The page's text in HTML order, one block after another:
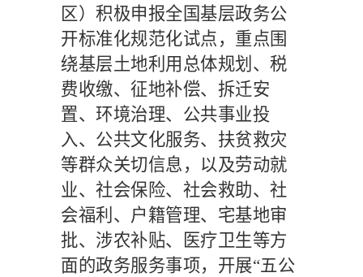
区）积极申报全国基层政务公
开标准化规范化试点，重点围
绕基层土地利用总体规划、税
费收缴、征地补偿、拆迁安
置、环境治理、公共事业投
入、公共文化服务、扶贫救灾
等群众关切信息，以及劳动就
业、社会保险、社会救助、社
会福利、户籍管理、宅基地审
批、涉农补贴、医疗卫生等方
面的政务服务事项，开展“五公